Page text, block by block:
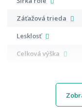
Záťažová trieda
Lesklosť
Celková výška